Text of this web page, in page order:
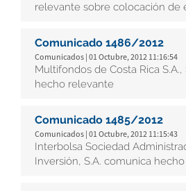
relevante sobre colocación de
Comunicado 1486/2012
Comunicados | 01 Octubre, 2012 11:16:54
Multifondos de Costa Rica S.A.,
hecho relevante
Comunicado 1485/2012
Comunicados | 01 Octubre, 2012 11:15:43
Interbolsa Sociedad
Inversión, S.A. comunica